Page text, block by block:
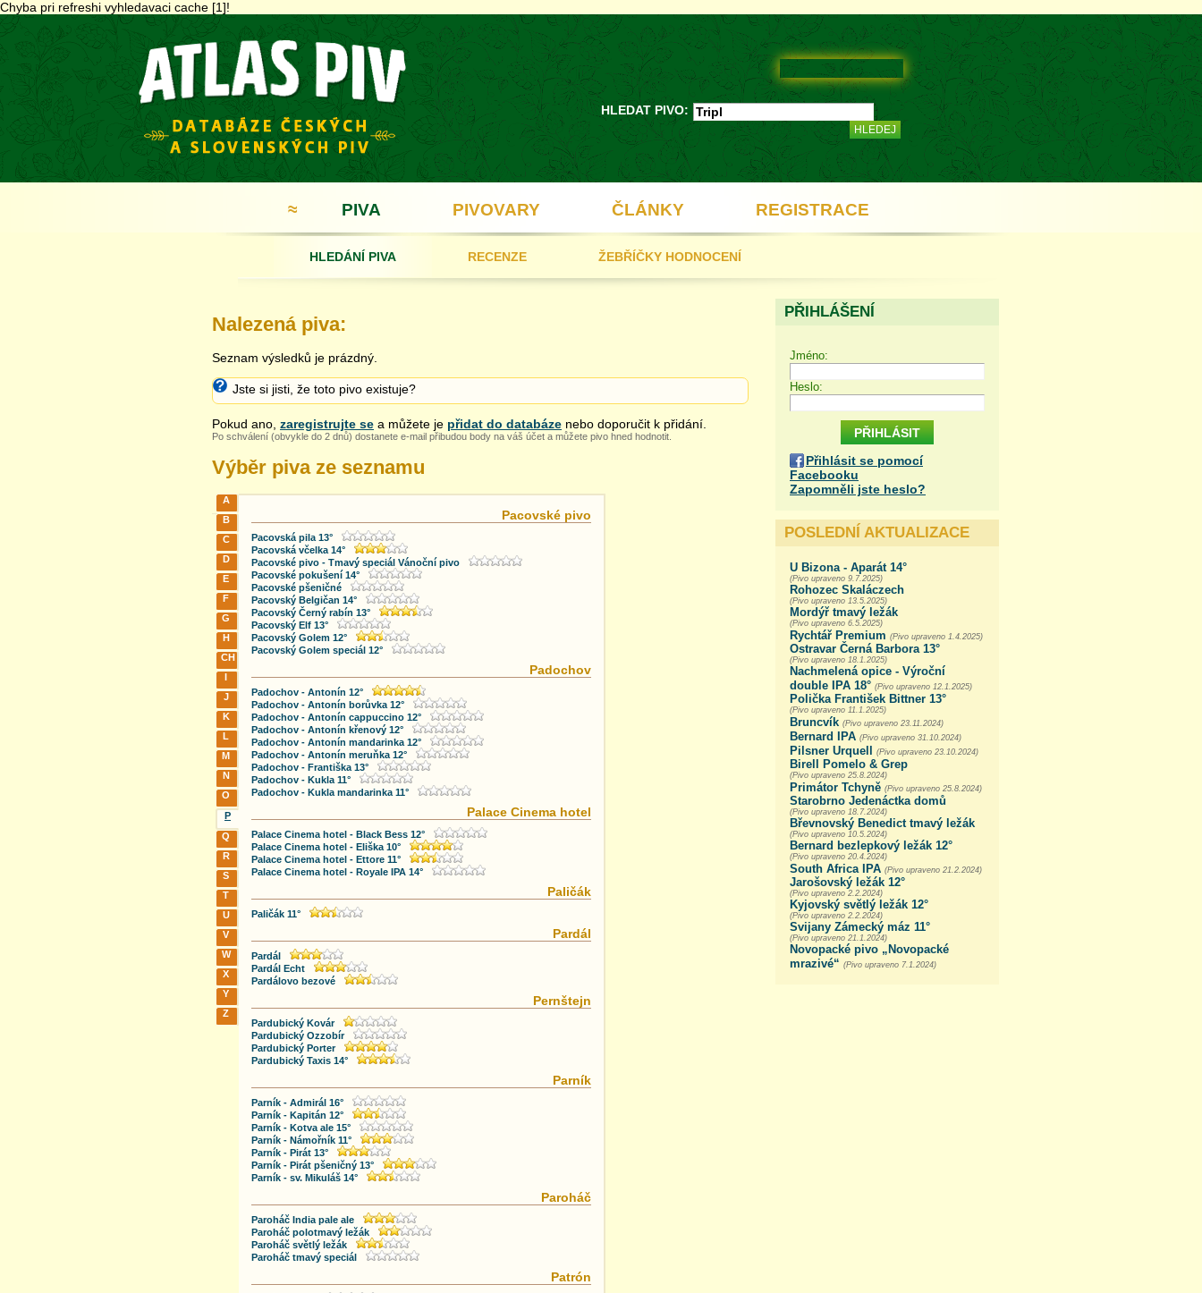
Chyba pri refreshi vyhledavaci cache [1]!
HLEDAT PIVO:
≈ PIVA
HLEDÁNÍ PIVA RECENZE ŽEBŘÍČKY HODNOCENÍ
PIVOVARY ČLÁNKY REGISTRACE
Nalezená piva:
Seznam výsledků je prázdný.
Jste si jisti, že toto pivo existuje?
Pokud ano, zaregistrujte se a můžete je přidat do databáze nebo doporučit k přidání.
Po schválení (obvykle do 2 dnů) dostanete e-mail přibudou body na váš účet a můžete pivo hned hodnotit.
Výběr piva ze seznamu
A
B
C
D
E
F
G
H
CH
I
J
K
L
M
N
O
P
Q
R
S
T
U
V
W
X
Y
Z
Pacovské pivo
Pacovská pila 13°
Pacovská včelka 14°
Pacovské pivo - Tmavý speciál Vánoční pivo
Pacovské pokušení 14°
Pacovské pšeničné
Pacovský Belgičan 14°
Pacovský Černý rabín 13°
Pacovský Elf 13°
Pacovský Golem 12°
Pacovský Golem speciál 12°
Padochov
Padochov - Antonín 12°
Padochov - Antonín borůvka 12°
Padochov - Antonín cappuccino 12°
Padochov - Antonín křenový 12°
Padochov - Antonín mandarinka 12°
Padochov - Antonín meruňka 12°
Padochov - Františka 13°
Padochov - Kukla 11°
Padochov - Kukla mandarinka 11°
Palace Cinema hotel
Palace Cinema hotel - Black Bess 12°
Palace Cinema hotel - Eliška 10°
Palace Cinema hotel - Ettore 11°
Palace Cinema hotel - Royale IPA 14°
Paličák
Paličák 11°
Pardál
Pardál
Pardál Echt
Pardálovo bezové
Pernštejn
Pardubický Kovár
Pardubický Ozzobír
Pardubický Porter
Pardubický Taxis 14°
Parník
Parník - Admirál 16°
Parník - Kapitán 12°
Parník - Kotva ale 15°
Parník - Námořník 11°
Parník - Pirát 13°
Parník - Pirát pšeničný 13°
Parník - sv. Mikuláš 14°
Paroháč
Paroháč India pale ale
Paroháč polotmavý ležák
Paroháč světlý ležák
Paroháč tmavý speciál
Patrón
PŘIHLÁŠENÍ
Jméno:
Heslo:
Přihlásit se pomocí
Facebooku
Zapomněli jste heslo?
POSLEDNÍ AKTUALIZACE
U Bizona - Aparát 14°
(Pivo upraveno 9.7.2025)
Rohozec Skaláczech
(Pivo upraveno 13.5.2025)
Mordýř tmavý ležák
(Pivo upraveno 6.5.2025)
Rychtář Premium (Pivo upraveno 1.4.2025)
Ostravar Černá Barbora 13°
(Pivo upraveno 18.1.2025)
Nachmelená opice - Výroční
double IPA 18° (Pivo upraveno 12.1.2025)
Polička František Bittner 13°
(Pivo upraveno 11.1.2025)
Bruncvík (Pivo upraveno 23.11.2024)
Bernard IPA (Pivo upraveno 31.10.2024)
Pilsner Urquell (Pivo upraveno 23.10.2024)
Birell Pomelo & Grep
(Pivo upraveno 25.8.2024)
Primátor Tchyně (Pivo upraveno 25.8.2024)
Starobrno Jedenáctka domů
(Pivo upraveno 18.7.2024)
Břevnovský Benedict tmavý ležák
(Pivo upraveno 10.5.2024)
Bernard bezlepkový ležák 12°
(Pivo upraveno 20.4.2024)
South Africa IPA (Pivo upraveno 21.2.2024)
Jarošovský ležák 12°
(Pivo upraveno 2.2.2024)
Kyjovský světlý ležák 12°
(Pivo upraveno 2.2.2024)
Svijany Zámecký máz 11°
(Pivo upraveno 21.1.2024)
Novopacké pivo „Novopacké
mrazivé“ (Pivo upraveno 7.1.2024)